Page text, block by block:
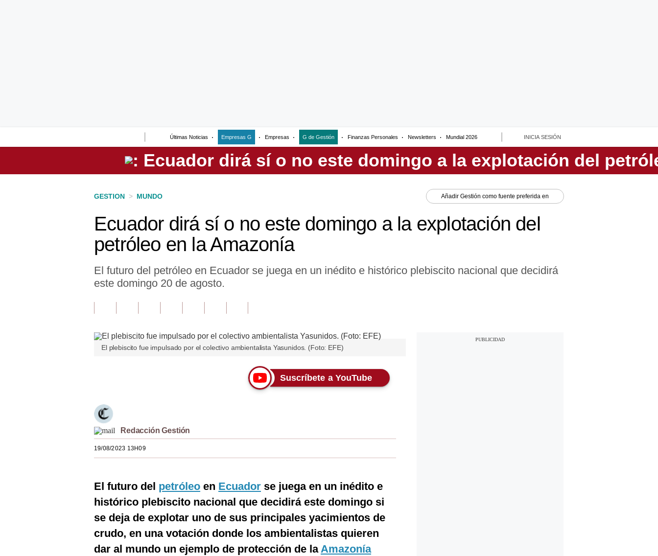
Últimas Noticias Empresas G Empresas G de Gestión Finanzas Personales Newsletters Mundial 2026 INICIA SESIÓN
Perú
GESTION > MUNDO Añadir Gestión como fuente preferida en
Ecuador dirá sí o no este domingo a la explotación del
petróleo en la Amazonía
El futuro del petróleo en Ecuador se juega en un inédito e histórico plebiscito nacional que decidirá
este domingo 20 de agosto.
El plebiscito fue impulsado por el colectivo ambientalista Yasunidos. (Foto: EFE)
Suscríbete a YouTube
Redacción Gestión
19/08/2023 13H09
El futuro del petróleo en Ecuador se juega en un inédito e
histórico plebiscito nacional que decidirá este domingo si
se deja de explotar uno de sus principales yacimientos de
crudo, en una votación donde los ambientalistas quieren
dar al mundo un ejemplo de protección de laAmazonía